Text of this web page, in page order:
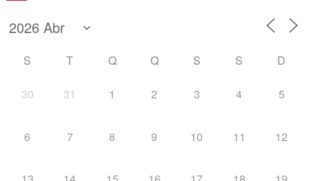
S T Q Q S S D
30 31 1 2 3 4 5
6 7 8 9 10 11 12